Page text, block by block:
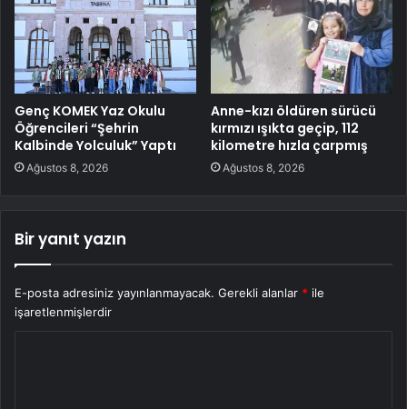
Genç KOMEK Yaz Okulu
Öğrencileri “Şehrin
Kalbinde Yolculuk” Yaptı
Ağustos 8, 2026
Anne-kızı öldüren sürücü
kırmızı ışıkta geçip, 112
kilometre hızla çarpmış
Ağustos 8, 2026
Bir yanıt yazın
E-posta adresiniz yayınlanmayacak. Gerekli alanlar * ile
işaretlenmişlerdir